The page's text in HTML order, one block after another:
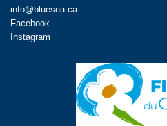
info@bluesea.ca
Facebook
Instagram